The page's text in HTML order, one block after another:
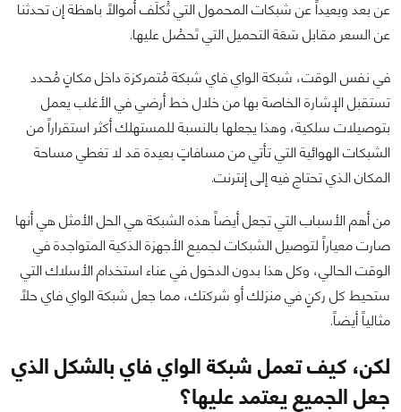
عن بعد وبعيداً عن شبكات المحمول التي تُكلِّف أموالاً باهظة إن تحدثنا
عن السعر مقابل سَعَة التحميل التي تَحصُل عليها.
في نفس الوقت، شبكة الواي فاي شبكة مُتمركزة داخل مكانٍ مُحدد
تستقبل الإشارة الخاصة بها من خلال خط أرضي في الأغلب يعمل
بتوصيلات سلكية، وهذا يجعلها بالنسبة للمستهلك أكثر استقراراً من
الشبكات الهوائية التي تأتي من مسافاتٍ بعيدة قد لا تغطي مساحة
المكان الذي تحتاج فيه إلى إنترنت.
من أهم الأسباب التي تجعل أيضاً هذه الشبكة هي الحل الأمثل هي أنها
صارت معياراً لتوصيل الشبكات لجميع الأجهزة الذكية المتواجدة في
الوقت الحالي، وكل هذا بدون الدخول في عناء استخدام الأسلاك التي
ستحيط كل ركنٍ في منزلك أو شركتك، مما جعل شبكة الواي فاي حلاً
مثالياً أيضاً.
لكن، كيف تعمل شبكة الواي فاي بالشكل الذي
جعل الجميع يعتمد عليها؟